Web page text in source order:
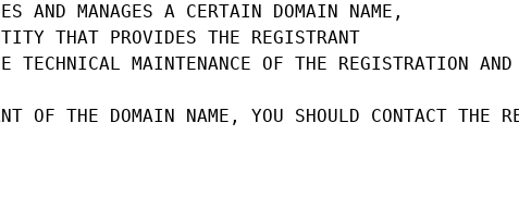
AND MANAGES A CERTAIN DOMAIN NAME,
THAT PROVIDES THE REGISTRANT
TECHNICAL MAINTENANCE OF THE REGISTRATION AND
OF THE DOMAIN NAME, YOU SHOULD CONTACT THE